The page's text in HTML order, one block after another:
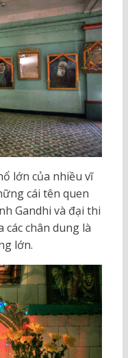
lớn của nhiều vĩ
cái tên quen
Gandhi và đại thi
các chân dung là
lớn.